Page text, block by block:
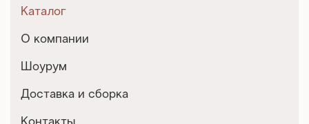
Каталог
О компании
Шоурум
Доставка и сборка